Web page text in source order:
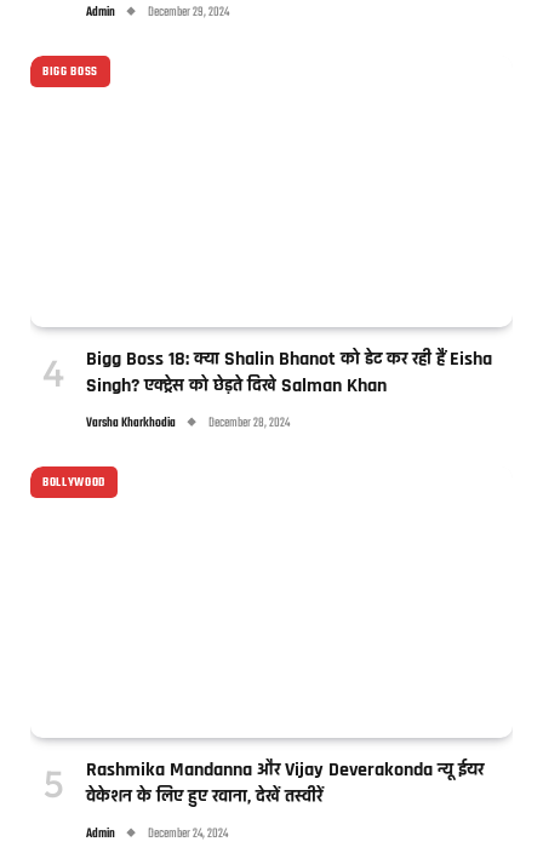
Admin December 29, 2024
BIGG BOSS
Bigg Boss 18: क्या Shalin Bhanot को डेट कर रही हैं Eisha
Singh? एक्ट्रेस को छेड़ते दिखे Salman Khan
Varsha Kharkhodia December 28, 2024
BOLLYWOOD
Rashmika Mandanna और Vijay Deverakonda न्यू ईयर
वेकेशन के लिए हुए रवाना, देखें तस्वीरें
Admin December 24, 2024